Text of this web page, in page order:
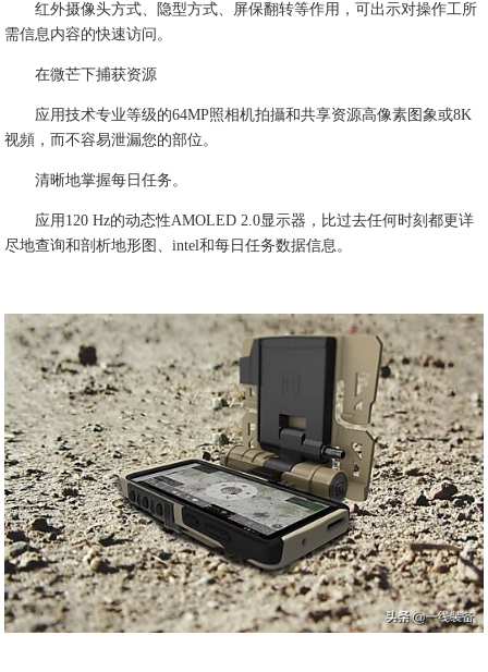
红外摄像头方式、隐型方式、屏保翻转等作用，可出示对操作工所
需信息内容的快速访问。
在微芒下捕获资源
应用技术专业等级的64MP照相机拍攝和共享资源高像素图象或8K
视頻，而不容易泄漏您的部位。
清晰地掌握每日任务。
应用120 Hz的动态性AMOLED 2.0显示器，比过去任何时刻都更详
尽地查询和剖析地形图、intel和每日任务数据信息。